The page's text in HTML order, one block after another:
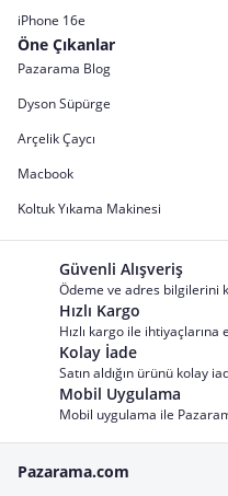
iPhone 16e
Öne Çıkanlar
Pazarama Blog
Dyson Süpürge
Arçelik Çaycı
Macbook
Koltuk Yıkama Makinesi
Güvenli Alışveriş
Ödeme ve adres bilgilerini
Hızlı Kargo
Hızlı kargo ile ihtiyaçlarına
Kolay İade
Satın aldığın ürünü kolay
Mobil Uygulama
Mobil uygulama ile
Pazarama.com